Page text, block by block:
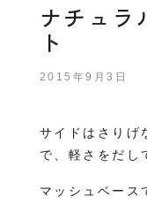
ナチュラ
ト
2015年9月3日
サイドはさりげ
で、軽さをだし
マッシュベース